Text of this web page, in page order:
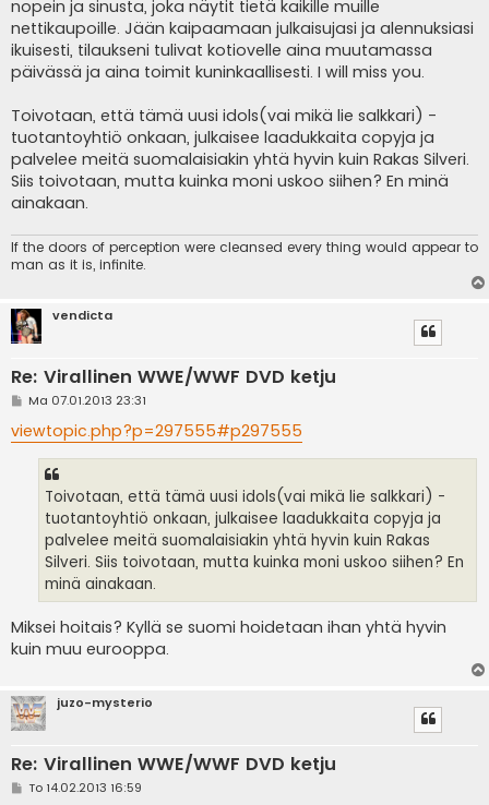
nopein ja sinusta, joka näytit tietä kaikille muille
nettikaupoille. Jään kaipaamaan julkaisujasi ja alennuksiasi
ikuisesti, tilaukseni tulivat kotiovelle aina muutamassa
päivässä ja aina toimit kuninkaallisesti. I will miss you.
Toivotaan, että tämä uusi idols(vai mikä lie salkkari) -
tuotantoyhtiö onkaan, julkaisee laadukkaita copyja ja
palvelee meitä suomalaisiakin yhtä hyvin kuin Rakas Silveri.
Siis toivotaan, mutta kuinka moni uskoo siihen? En minä
ainakaan.
If the doors of perception were cleansed every thing would appear to
man as it is, infinite.
vendicta
Re: Virallinen WWE/WWF DVD ketju
V
e
s
Ma 07.01.2013 23:31
viewtopic.php?p=297555#p297555
Toivotaan, että tämä uusi idols(vai mikä lie salkkari) -
tuotantoyhtiö onkaan, julkaisee laadukkaita copyja ja
palvelee meitä suomalaisiakin yhtä hyvin kuin Rakas
Silveri. Siis toivotaan, mutta kuinka moni uskoo siihen? En
minä ainakaan.
Miksei hoitais? Kyllä se suomi hoidetaan ihan yhtä hyvin
kuin muu eurooppa.
juzo-mysterio
Re: Virallinen WWE/WWF DVD ketju
VTo 14.02.2013 16:59